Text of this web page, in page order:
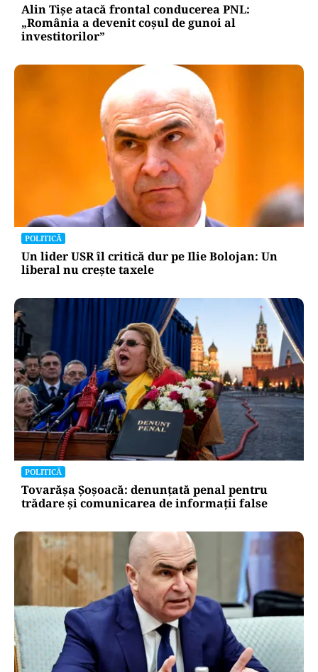
Alin Tișe atacă frontal conducerea PNL:
„România a devenit coșul de gunoi al
investitorilor”
POLITICĂ
Un lider USR îl critică dur pe Ilie Bolojan: Un
liberal nu crește taxele
POLITICĂ
Tovarășa Șoșoacă: denunțată penal pentru
trădare și comunicarea de informații false